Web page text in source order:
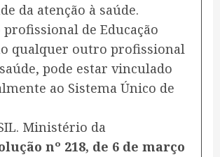
da atenção à saúde.
de Educação
qualquer outro profissional
pode estar vinculado
ao Sistema Único de
Ministério da
nº 218, de 6 de março